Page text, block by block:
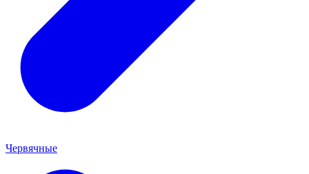
Червячные